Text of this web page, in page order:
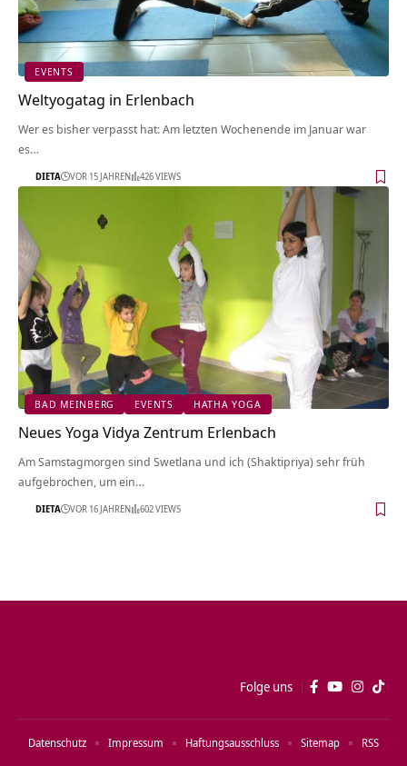
EVENTS
Weltyogatag in Erlenbach
Wer es bisher verpasst hat: Am letzten Wochenende im Januar war
es…
DIETA VOR 15 JAHREN 426 VIEWS
BAD MEINBERG EVENTS HATHA YOGA
Neues Yoga Vidya Zentrum Erlenbach
Am Samstagmorgen sind Swetlana und ich (Shaktipriya) sehr früh
aufgebrochen, um ein…
DIETA VOR 16 JAHREN 602 VIEWS
Folge uns
Datenschutz Impressum Haftungsausschluss Sitemap RSS